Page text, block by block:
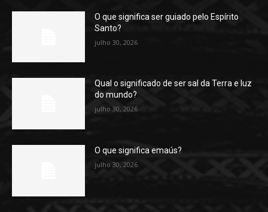
O que significa ser guiado pelo Espírito
Santo?
julho 30, 2026
Qual o significado de ser sal da Terra e luz
do mundo?
julho 30, 2026
O que significa emaús?
julho 30, 2026